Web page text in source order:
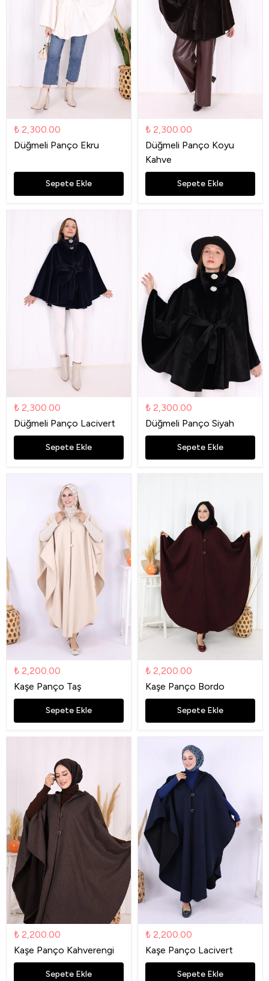
₺ 2,300.00
Düğmeli Panço Ekru
Sepete Ekle
₺ 2,300.00
Düğmeli Panço Koyu
Kahve
Sepete Ekle
₺ 2,300.00
Düğmeli Panço Lacivert
Sepete Ekle
₺ 2,300.00
Düğmeli Panço Siyah
Sepete Ekle
₺ 2,200.00
Kaşe Panço Taş
Sepete Ekle
₺ 2,200.00
Kaşe Panço Bordo
Sepete Ekle
₺ 2,200.00
Kaşe Panço Kahverengi
Sepete Ekle
₺ 2,200.00
Kaşe Panço Lacivert
Sepete Ekle